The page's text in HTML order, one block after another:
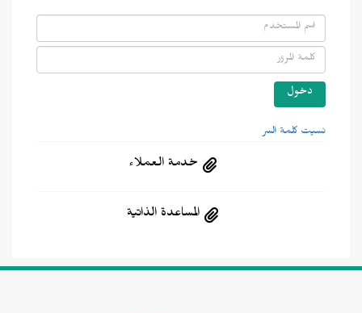
نسيت كلمة السر
خدمة العملاء
المساعدة الذاتية